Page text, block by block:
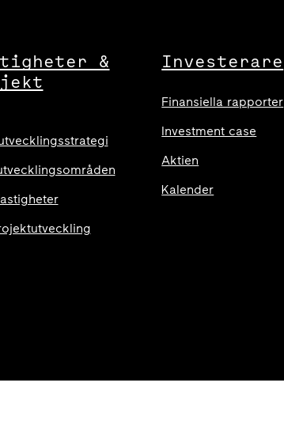
&
Investerare
Finansiella rapporter
Investment case
Aktien
Kalender